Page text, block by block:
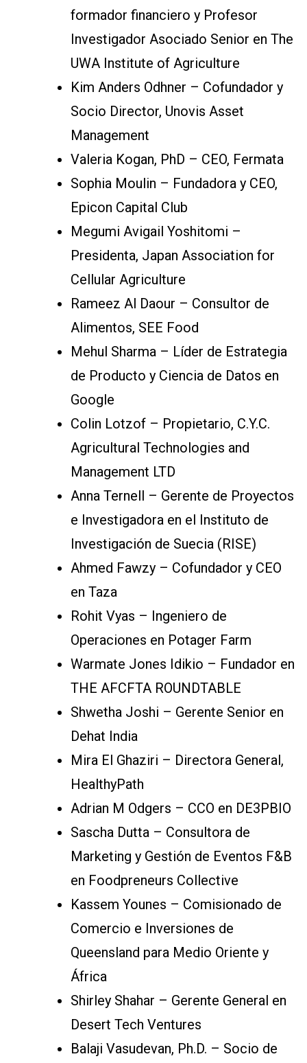
formador financiero y Profesor
Investigador Asociado Senior en The
UWA Institute of Agriculture
Kim Anders Odhner – Cofundador y
Socio Director, Unovis Asset
Management
Valeria Kogan, PhD – CEO, Fermata
Sophia Moulin – Fundadora y CEO,
Epicon Capital Club
Megumi Avigail Yoshitomi –
Presidenta, Japan Association for
Cellular Agriculture
Rameez Al Daour – Consultor de
Alimentos, SEE Food
Mehul Sharma – Líder de Estrategia
de Producto y Ciencia de Datos en
Google
Colin Lotzof – Propietario, C.Y.C.
Agricultural Technologies and
Management LTD
Anna Ternell – Gerente de Proyectos
e Investigadora en el Instituto de
Investigación de Suecia (RISE)
Ahmed Fawzy – Cofundador y CEO
en Taza
Rohit Vyas – Ingeniero de
Operaciones en Potager Farm
Warmate Jones Idikio – Fundador en
THE AFCFTA ROUNDTABLE
Shwetha Joshi – Gerente Senior en
Dehat India
Mira El Ghaziri – Directora General,
HealthyPath
Adrian M Odgers – CCO en DE3PBIO
Sascha Dutta – Consultora de
Marketing y Gestión de Eventos F&B
en Foodpreneurs Collective
Kassem Younes – Comisionado de
Comercio e Inversiones de
Queensland para Medio Oriente y
África
Shirley Shahar – Gerente General en
Desert Tech Ventures
Balaji Vasudevan, Ph.D. – Socio de